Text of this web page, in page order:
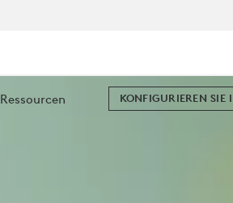
Ressourcen KONFIGURIEREN SIE